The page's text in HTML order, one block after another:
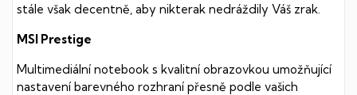
stále však decentně, aby nikterak nedráždily Váš zrak.
MSI Prestige
Multimediální notebook s kvalitní obrazovkou umožňující
nastavení barevného rozhraní přesně podle vašich